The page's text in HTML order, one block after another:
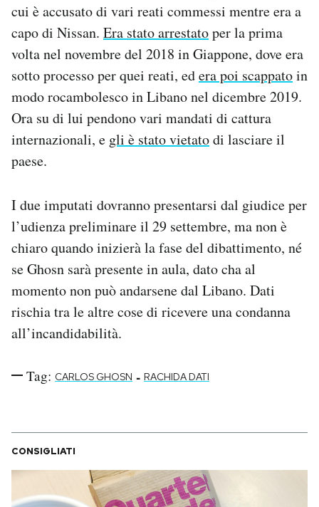
cui è accusato di vari reati commessi mentre era a
capo di Nissan. Era stato arrestatoper la prima
volta nel novembre del 2018 in Giappone, dove era
sotto processo per quei reati, edera poi scappatoin
modo rocambolesco in Libano nel dicembre 2019.
Ora su di lui pendono vari mandati di cattura
internazionali, e gli è stato vietatodi lasciare il
paese.
I due imputati dovranno presentarsi dal giudice per
l’udienza preliminare il 29 settembre, ma non è
chiaro quando inizierà la fase del dibattimento, né
se Ghosn sarà presente in aula, dato cha al
momento non può andarsene dal Libano. Dati
rischia tra le altre cose di ricevere una condanna
all’incandidabilità.
Tag: CARLOS GHOSN - RACHIDA DATI
CONSIGLIATI